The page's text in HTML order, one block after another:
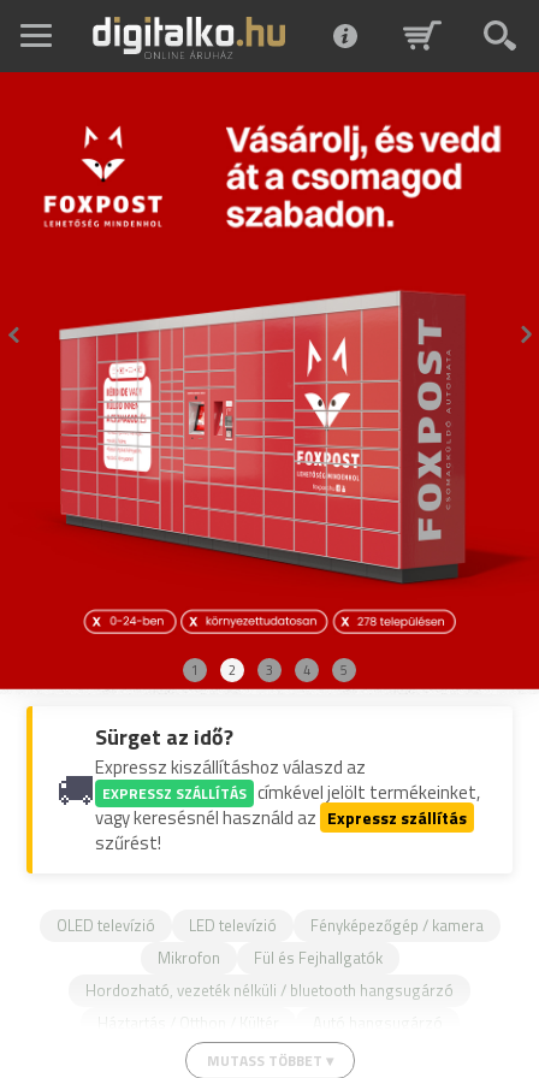
1 2 3 4 5
🚚
Sürget az idő?
Expressz kiszállításhoz válaszd az
EXPRESSZ SZÁLLÍTÁS címkével jelölt termékeinket,
vagy keresésnél használd az Expressz szállítás
szűrést!
OLED televízió LED televízió
Fényképezőgép / kamera
Mikrofon
Fül és Fejhallgatók
Hordozható, vezeték nélküli / bluetooth hangsugárzó
Háztartás / Otthon / Kültér
Autó hangsugárzó
Autórádió fejegység
Biztonságtechnika
MUTASS TÖBBET ▾